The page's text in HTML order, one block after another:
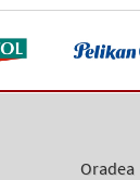
Oradea